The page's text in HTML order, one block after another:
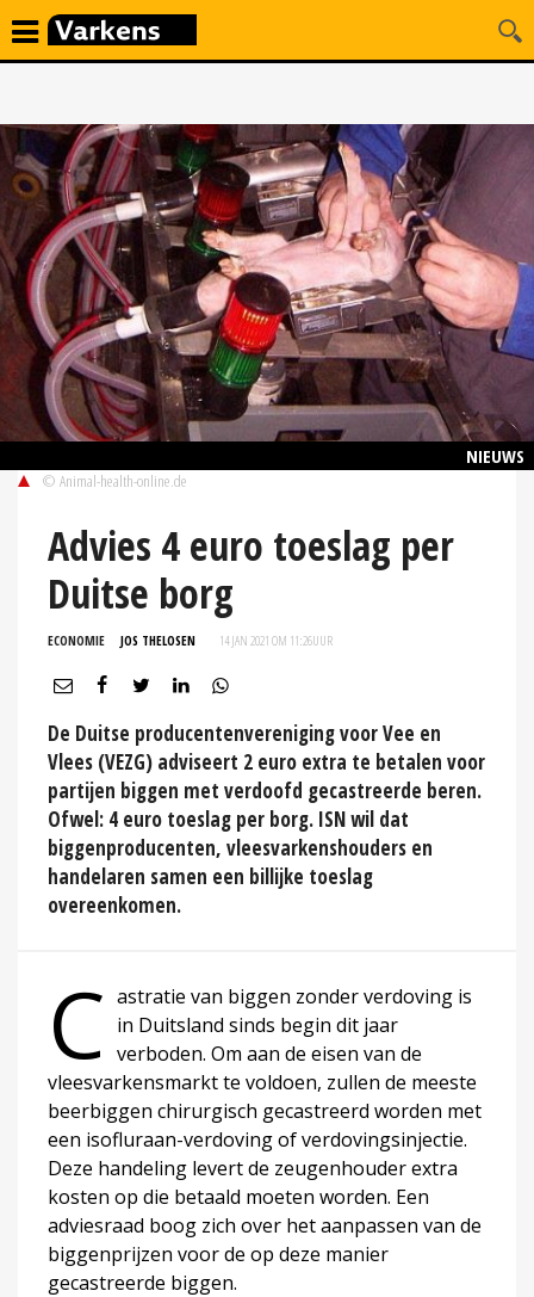
NIEUWS
© Animal-health-online.de
Advies 4 euro toeslag per
Duitse borg
ECONOMIE JOS THELOSEN 14 JAN 2021 OM 11:26UUR
De Duitse producentenvereniging voor Vee en
Vlees (VEZG) adviseert 2 euro extra te betalen voor
partijen biggen met verdoofd gecastreerde beren.
Ofwel: 4 euro toeslag per borg. ISN wil dat
biggenproducenten, vleesvarkenshouders en
handelaren samen een billijke toeslag
overeenkomen.
C astratie van biggen zonder verdoving is
in Duitsland sinds begin dit jaar
verboden. Om aan de eisen van de
vleesvarkensmarkt te voldoen, zullen de meeste
beerbiggen chirurgisch gecastreerd worden met
een isofluraan-verdoving of verdovingsinjectie.
Deze handeling levert de zeugenhouder extra
kosten op die betaald moeten worden. Een
adviesraad boog zich over het aanpassen van de
biggenprijzen voor de op deze manier
gecastreerde biggen.